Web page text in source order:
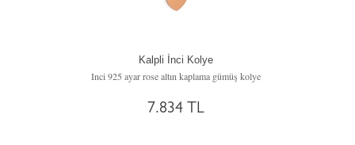
Kalpli İnci Kolye
Inci 925 ayar rose altın kaplama gümüş kolye
7.834 TL